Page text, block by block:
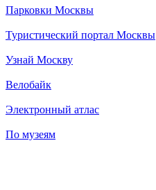
Парковки Москвы
Туристический портал Москвы
Узнай Москву
Велобайк
Электронный атлас
По музеям